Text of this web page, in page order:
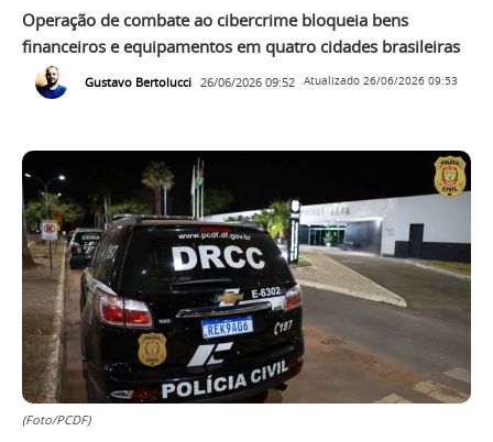
Operação de combate ao cibercrime bloqueia bens
financeiros e equipamentos em quatro cidades brasileiras
Gustavo Bertolucci 26/06/2026 09:52 Atualizado 26/06/2026 09:53
(Foto/PCDF)